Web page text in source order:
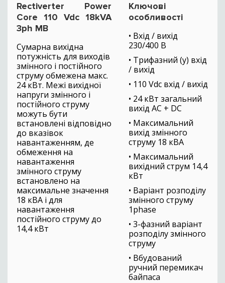
Rectiverter Power
Core 110 Vdc 18kVA
3ph MB
Сумарна вихідна
потужність для виходів
змінного і постійного
струму обмежена макс.
24 кВт. Межі вихідної
напруги змінного і
постійного струму
можуть бути
встановлені відповідно
до вказівок
навантаженням, де
обмеження на
навантаження
змінного струму
встановлено на
максимальне значення
18 кВА і для
навантаження
постійного струму до
14,4 кВт
Ключові
особливості
• Вхід / вихід
230/400 В
• Трифазний (y) вхід
/ вихід
• 110 Vdc вхід / вихід
• 24 кВт загальний
вихід AC + DC
• Максимальний
вихід змінного
струму 18 кВА
• Максимальний
вихідний струм 14,4
кВт
• Варіант розподілу
змінного струму
1phase
• 3-фазний варіант
розподілу змінного
струму
• Вбудований
ручний перемикач
байпаса